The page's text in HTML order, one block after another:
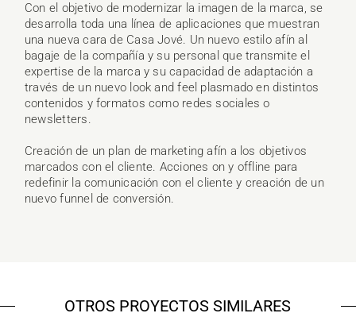
Con el objetivo de modernizar la imagen de la marca, se
desarrolla toda una línea de aplicaciones que muestran
una nueva cara de Casa Jové. Un nuevo estilo afín al
bagaje de la compañía y su personal que transmite el
expertise de la marca y su capacidad de adaptación a
través de un nuevo look and feel plasmado en distintos
contenidos y formatos como redes sociales o
newsletters.
Creación de un plan de marketing afín a los objetivos
marcados con el cliente. Acciones on y offline para
redefinir la comunicación con el cliente y creación de un
nuevo funnel de conversión.
OTROS PROYECTOS SIMILARES